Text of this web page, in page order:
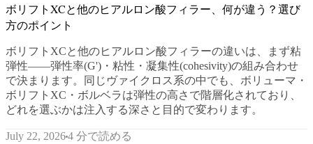
ボリフトXCと他のヒアルロン酸フィラー、何が違う？選び
方のポイント
ボリフトXCと他のヒアルロン酸フィラーの違いは、まず粘
弾性——弾性率(G')・粘性・凝集性(cohesivity)の組み合わせ
で決まります。同じヴァイクロス系の中でも、ボリューマ・
ボリフトXC・ボルベラは弾性の高さで階層化されており、
どれを選ぶかは注入する深さと目的で変わります。
July 22, 20264 分で読める